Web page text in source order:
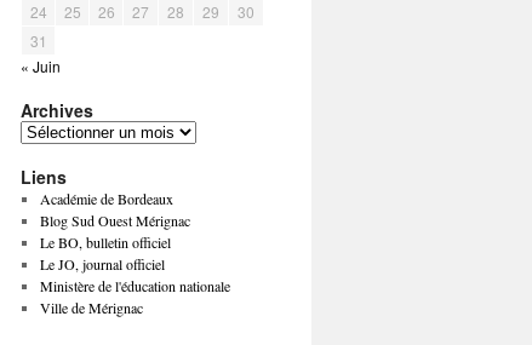
« Juin
24
25 26 27 28 29
30
31
Archives
Liens
Académie de Bordeaux
Blog Sud Ouest Mérignac
Le BO, bulletin officiel
Le JO, journal officiel
Ministère de l'éducation nationale
Ville de Mérignac